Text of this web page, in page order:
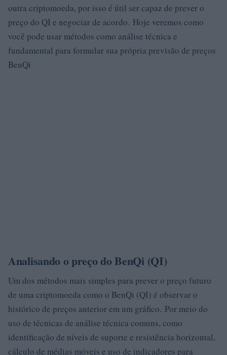
outra criptomoeda, por isso é útil ser capaz de prever o
preço do QI e negociar de acordo. Hoje veremos como
você pode usar métodos como análise técnica e
fundamental para formular sua própria previsão de preços
BenQi
Analisando o preço do BenQi (QI)
Um dos métodos mais simples para prever o preço futuro
de uma criptomoeda como o BenQi (QI) é observar o
histórico de preços anterior em um gráfico. Por meio do
uso de técnicas de análise técnica comuns, como
identificação de níveis de suporte e resistência horizontal,
cálculo de médias móveis e uso de indicadores para